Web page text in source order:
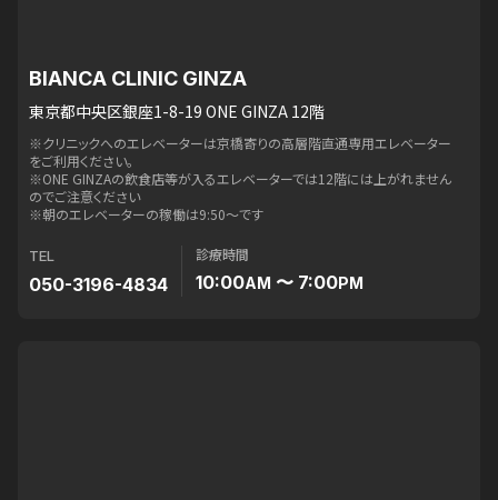
BIANCA CLINIC GINZA
東京都中央区銀座1-8-19 ONE GINZA 12階
※クリニックへのエレベーターは京橋寄りの高層階直通専用エレベーター
をご利用ください。
※ONE GINZAの飲食店等が入るエレベーターでは12階には上がれません
のでご注意ください
※朝のエレベーターの稼働は9:50〜です
TEL
050-3196-4834
診療時間
10:00AM 〜 7:00PM